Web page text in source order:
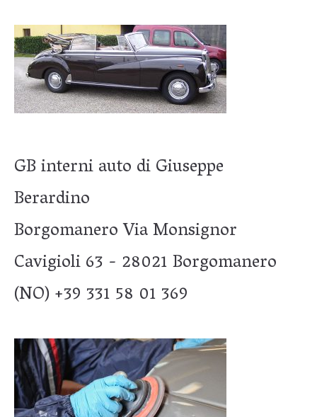
GB interni auto di Giuseppe
Berardino
Borgomanero Via Monsignor
Cavigioli 63 - 28021 Borgomanero
(NO) +39 331 58 01 369